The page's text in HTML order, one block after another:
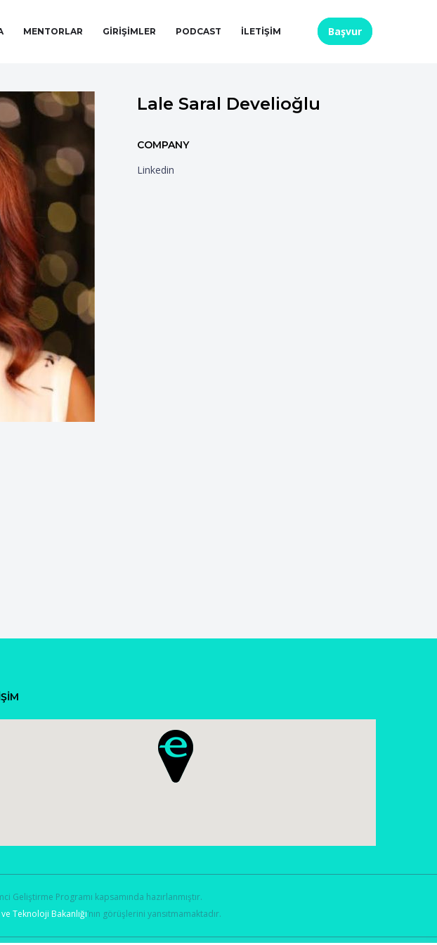
MENTORLAR GIRIŞIMLER PODCAST İLETIŞIM Başvur
Lale Saral Develioğlu
COMPANY
Linkedin
Geliştirme Programı kapsamında hazırlanmıştır.
Teknoloji Bakanlığı’nın görüşlerini yansıtmamaktadır.